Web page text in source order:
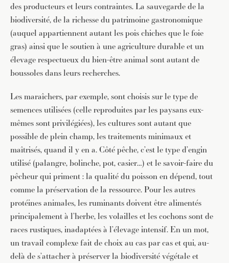
des producteurs et leurs contraintes. La sauvegarde de la
biodiversité, de la richesse du patrimoine gastronomique
(auquel appartiennent autant les pois chiches que le foie
gras) ainsi que le soutien à une agriculture durable et un
élevage respectueux du bien-être animal sont autant de
boussoles dans leurs recherches.
Les maraîchers, par exemple, sont choisis sur le type de
semences utilisées (celle reproduites par les paysans eux-
mêmes sont privilégiées), les cultures sont autant que
possible de plein champ, les traitements minimaux et
maîtrisés, quand il y en a. Côté pêche, c’est le type d’engin
utilisé (palangre, bolinche, pot, casier…) et le savoir-faire du
pêcheur qui priment : la qualité du poisson en dépend, tout
comme la préservation de la ressource. Pour les autres
protéines animales, les ruminants doivent être alimentés
principalement à l’herbe, les volailles et les cochons sont de
races rustiques, inadaptées à l’élevage intensif. En un mot,
un travail complexe fait de choix au cas par cas et qui, au-
delà de s’attacher à préserver la biodiversité végétale et